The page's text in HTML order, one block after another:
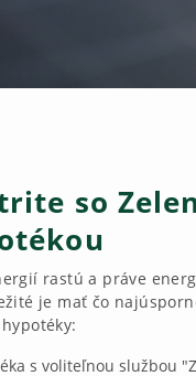
so
rastú a práve
je mať čo
s voliteľnou službou